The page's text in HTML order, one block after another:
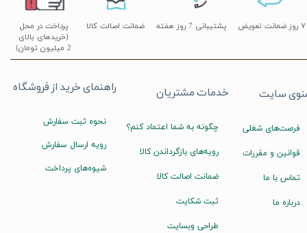
پشتیبانی 7 روز هفته
پرداخت در محل
(خریدهای بالای
2 میلیون تومان)
۷ روز ضمانت تعویض ضمانت اصالت کالا
راهنمای خرید از فروشگاه
نحوه ثبت سفارش
رویه ارسال سفارش
شیوه‌های پرداخت
خدمات مشتریان
چگونه به شما اعتماد کنم؟
رویه‌های بازگرداندن کالا
ضمانت اصالت کالا
ثبت شکایت
طراحی وبسایت
سایت
فرصت‌های شغلی
قوانین و مقررات
تماس با ما
درباره ما